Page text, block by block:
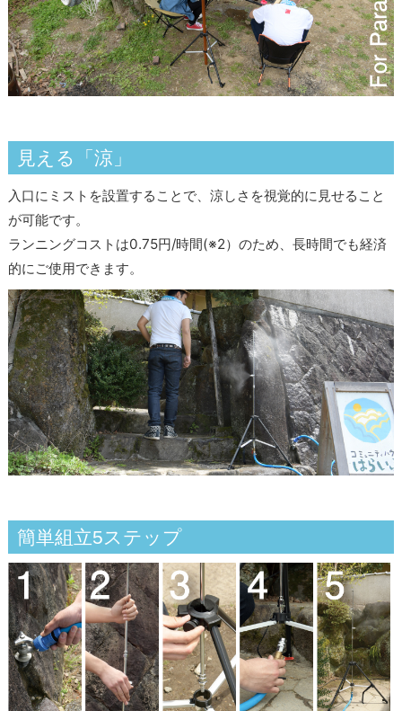
見える「涼」
入口にミストを設置することで、涼しさを視覚的に見せること
が可能です。
ランニングコストは0.75円/時間(※2）のため、長時間でも経済
的にご使用できます。
簡単組立5ステップ